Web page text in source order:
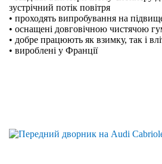
зустрічний потік повітря
• проходять випробування на
• оснащені довговічною чистячою
• добре працюють як взимку, так і
• вироблені у Франції